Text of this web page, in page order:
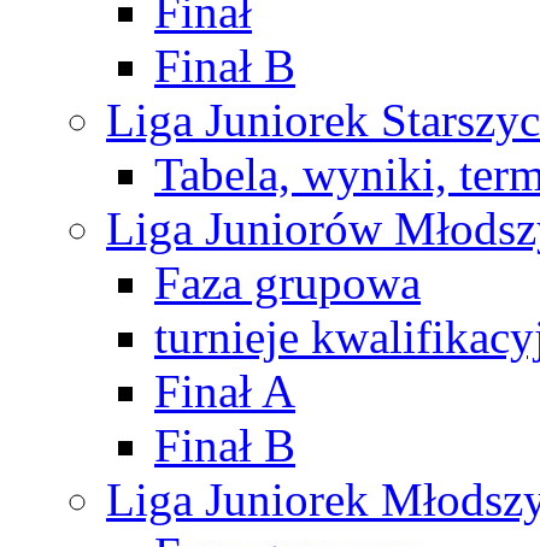
Finał
Finał B
Liga Juniorek
Tabela, wyniki,
Liga Juniorów
Faza grupowa
turnieje
Finał A
Finał B
Liga Juniorek